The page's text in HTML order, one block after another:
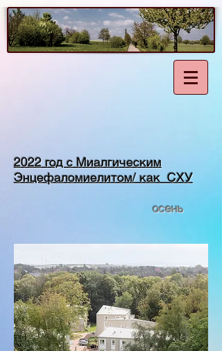
2022 год с Миалгическим
Энцефаломиелитом/ как СХУ
осень